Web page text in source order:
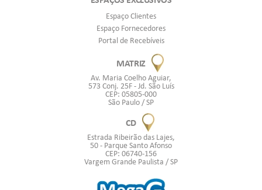
Espaço Clientes
Espaço Fornecedores
Portal de Recebíveis
MATRIZ
Av. Maria Coelho Aguiar,
573 Conj. 25F - Jd. São Luís
CEP: 05805-000
São Paulo / SP
CD
Estrada Ribeirão das Lajes,
50 - Parque Santo Afonso
CEP: 06740-156
Vargem Grande Paulista / SP